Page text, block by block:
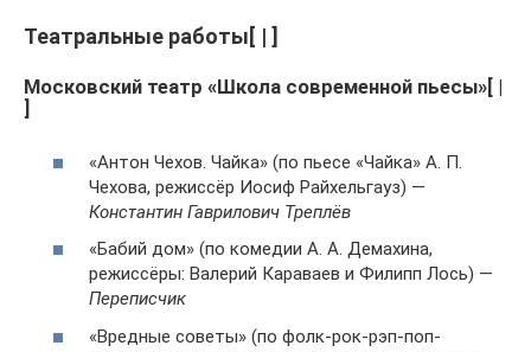
Театральные работы[ | ]
Московский театр «Школа современной пьесы»[ |
]
«Антон Чехов. Чайка» (по пьесе «Чайка» А. П.
Чехова, режиссёр Иосиф Райхельгауз) —
Константин Гаврилович Треплёв
«Бабий дом» (по комедии А. А. Демахина,
режиссёры: Валерий Караваев и Филипп Лось) —
Переписчик
«Вредные советы» (по фолк-рок-рэп-поп-